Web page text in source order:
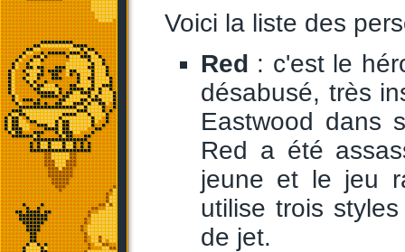
Voici la liste des
Red : c'est le
désabusé, très
Eastwood dans
Red a été
jeune et le jeu
utilise trois
de jet.